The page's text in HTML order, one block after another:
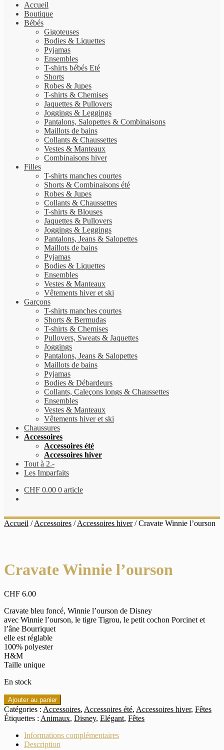
Accueil
Boutique
Bébés
Gigoteuses
Bodies & Liquettes
Pyjamas
Ensembles
T-shirts bébés Eté
Shorts
Robes & Jupes
T-shirts & Chemises
Jaquettes & Pullovers
Joggings & Leggings
Pantalons, Salopettes & Combinaisons
Maillots de bains
Collants & Chaussettes
Vestes & Manteaux
Combinaisons hiver
Filles
T-shirts manches courtes
Shorts & Combinaisons été
Robes & Jupes
Collants & Chaussettes
T-shirts & Blouses
Jaquettes & Pullovers
Joggings & Leggings
Pantalons, Jeans & Salopettes
Maillots de bains
Pyjamas
Bodies & Liquettes
Ensembles
Vestes & Manteaux
Vêtements hiver et ski
Garçons
T-shirts manches courtes
Shorts & Bermudas
T-shirts & Chemises
Pullovers, Sweats & Jaquettes
Joggings
Pantalons, Jeans & Salopettes
Maillots de bains
Pyjamas
Bodies & Débardeurs
Collants, Caleçons longs & Chaussettes
Ensembles
Vestes & Manteaux
Vêtements hiver et ski
Chaussures
Accessoires
Accessoires été
Accessoires hiver
Tout à 2.-
Les Imparfaits
CHF 0.00 0 article
Accueil /Accessoires /Accessoires hiver/Cravate Winnie l’ourson
Cravate Winnie l’ourson
CHF 6.00
Cravate bleu foncé, Winnie l’ourson de Disney
avec Winnie l’ourson, le tigre Tigrou, le petit cochon Porcinet et
l’âne Bourriquet
elle est réglable
100% polyester
H&M
Taille unique
En stock
quantité
de
Cravate
l'ourson
Ajouter au panier
Catégories : Accessoires, Accessoires été, Accessoires hiver, Fêtes
Étiquettes : Animaux, Disney, Elégant, Fêtes
Informations complémentaires
Description